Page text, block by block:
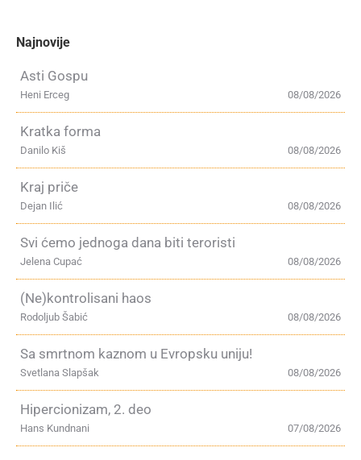
Najnovije
Asti Gospu
08/08/2026
Heni Erceg
Kratka forma
08/08/2026
Danilo Kiš
Kraj priče
08/08/2026
Dejan Ilić
Svi ćemo jednoga dana biti teroristi
08/08/2026
Jelena Cupać
(Ne)kontrolisani haos
08/08/2026
Rodoljub Šabić
Sa smrtnom kaznom u Evropsku uniju!
08/08/2026
Svetlana Slapšak
Hipercionizam, 2. deo
07/08/2026
Hans Kundnani